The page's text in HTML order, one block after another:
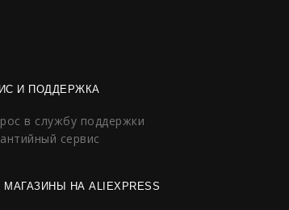
И ПОДДЕРЖКА
в службу поддержки
сервис
НА ALIEXPRESS